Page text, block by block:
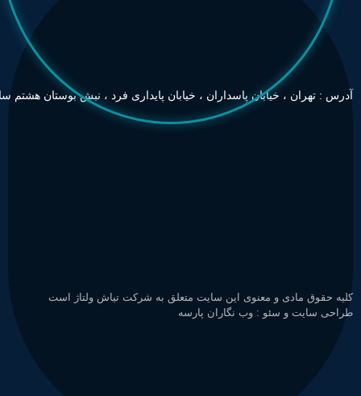
آدرس : تهران ، خیابان پاسداران ، خیابان پایداری فرد ، نبش بوستان هشتم
کلیه حقوق مادی و معنوی این سایت متعلق به شرکت تیاش ولتاژ است
طراحی سایت و سئو : وب نگاران پارسه